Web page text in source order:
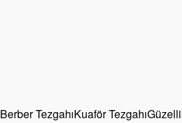
Berber TezgahıKuaför Tezgahı